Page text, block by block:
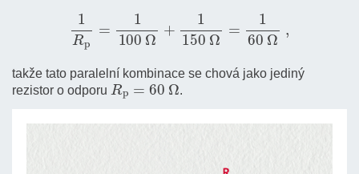
1 100 150 60
takže tato paralelní kombinace se chová jako jediný
rezistor o odporu
Rp=60 Ω
.